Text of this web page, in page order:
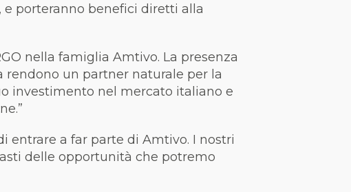
e porteranno benefici diretti alla
nella famiglia Amtivo. La presenza
rendono un partner naturale per la
investimento nel mercato italiano e
entrare a far parte di Amtivo. I nostri
delle opportunità che potremo